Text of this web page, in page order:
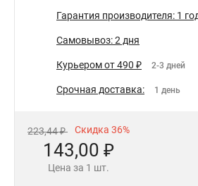
Гарантия производителя: 1
Самовывоз: 2 дня
Курьером от 490 ₽ 2-3 дней
Срочная доставка: 1 день
223,44 ₽ Скидка 36%
143,00 ₽
Цена за 1 шт.